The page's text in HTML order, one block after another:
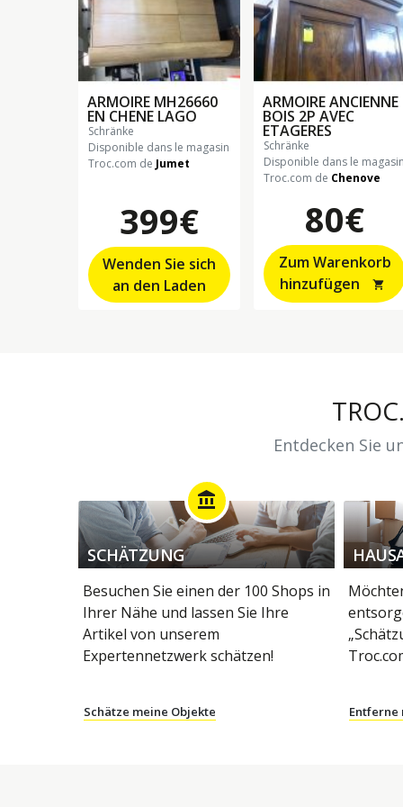
ARMOIRE MH26660
EN CHENE LAGO
schränke
Disponible dans le magasin
Troc.com de Jumet
399€
Wenden Sie sich
an den Laden
ARMOIRE ANCIENNE
BOIS 2P AVEC
ETAGERES
schränke
Disponible dans le
Troc.com de Chenove
80€
Zum Warenkorb
hinzufügen
shopping_cart
Entdecken Sie
account_balance
SCHÄTZUNG
Besuchen Sie einen der 100 Shops in
Ihrer Nähe und lassen Sie Ihre
Artikel von unserem
Expertennetzwerk schätzen!
Schätze meine Objekte Entferne